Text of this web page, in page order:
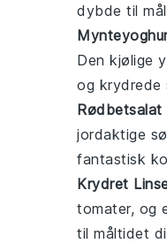
dybde til
Den kjølige
og krydrede
jordaktige
fantastisk
Krydret
tomater, og
til måltidet